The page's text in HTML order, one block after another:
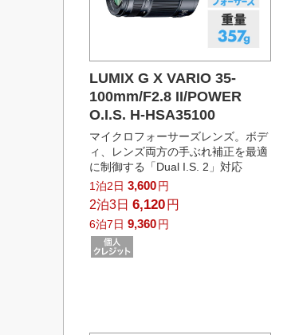
LUMIX G X VARIO 35-
100mm/F2.8 II/POWER
O.I.S. H-HSA35100
マイクロフォーサーズレンズ。ボデ
ィ、レンズ両方の手ぶれ補正を最適
に制御する「Dual I.S. 2」対応
1泊2日 3,600円
2泊3日 6,120 円
6泊7日 9,360円